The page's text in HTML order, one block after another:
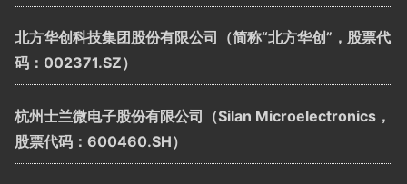
北方华创科技集团股份有限公司（简称“北方华创”，股票代
码：002371.SZ）
杭州士兰微电子股份有限公司（Silan Microelectronics，
股票代码：600460.SH）